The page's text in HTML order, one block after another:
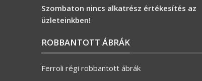
Szombaton nincs alkatrész értékesítés az
üzleteinkben!
ROBBANTOTT ÁBRÁK
Ferroli régi robbantott ábrák